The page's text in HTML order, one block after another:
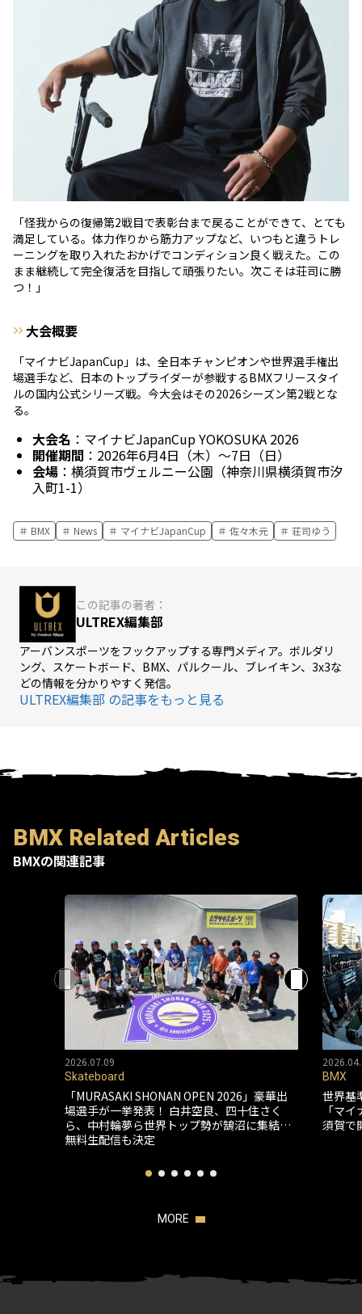
「怪我からの復帰第2戦目で表彰台まで戻ることができて、とても
満足している。体力作りから筋力アップなど、いつもと違うトレ
ーニングを取り入れたおかげでコンディション良く戦えた。この
まま継続して完全復活を目指して頑張りたい。次こそは荘司に勝
つ！」
大会概要
「マイナビJapanCup」は、全日本チャンピオンや世界選手権出
場選手など、日本のトップライダーが参戦するBMXフリースタイ
ルの国内公式シリーズ戦。今大会はその2026シーズン第2戦とな
る。
大会名 ：マイナビJapanCup YOKOSUKA 2026
開催期間 ：2026年6月4日（木）～7日（日）
会場 ：横須賀市ヴェルニー公園（神奈川県横須賀市汐
入町1-1）
BMX News マイナビJapanCup 佐々木元 荘司ゆう
この記事の著者：
ULTREX編集部
アーバンスポーツをフックアップする専門メディア。ボルダリ
ング、スケートボード、BMX、パルクール、ブレイキン、3x3な
どの情報を分かりやすく発信。
ULTREX編集部 の記事をもっと見る
BMX Related Articles
BMXの関連記事
2026.07.09
Skateboard
「MURASAKI SHONAN OPEN 2026」豪華出
場選手が一挙発表！ 白井空良、四十住さく
ら、中村輪夢ら世界トップ勢が鵠沼に集結…
無料生配信も決定
BMX
世界基
「マ
須賀で
MORE